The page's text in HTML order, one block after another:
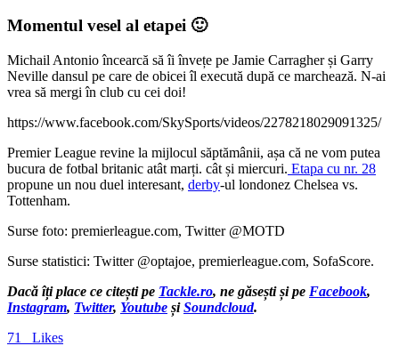
Momentul vesel al etapei 🙂
Michail Antonio încearcă să îi învețe pe Jamie Carragher și Garry
Neville dansul pe care de obicei îl execută după ce marchează. N-ai
vrea să mergi în club cu cei doi!
https://www.facebook.com/SkySports/videos/2278218029091325/
Premier League revine la mijlocul săptămânii, așa că ne vom putea
bucura de fotbal britanic atât marți. cât și miercuri. Etapa cu nr. 28
propune un nou duel interesant, derby-ul londonez Chelsea vs.
Tottenham.
Surse foto: premierleague.com, Twitter @MOTD
Surse statistici: Twitter @optajoe, premierleague.com, SofaScore.
Dacă îți place ce citești pe Tackle.ro, ne găsești și pe Facebook,
Instagram, Twitter, Youtube șiSoundcloud.
71
Likes